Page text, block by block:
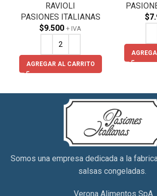
RAVIOLI
PASIONES ITALIANAS
$9.500 + IVA
AGREGAR AL CARRITO
$
Somos una empresa dedicada a la
salsas congeladas.
Verona Alimentos SpA